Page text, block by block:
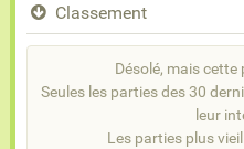
Classement
Désolé, mais
Seules les parties des 30
leur
Les parties plus